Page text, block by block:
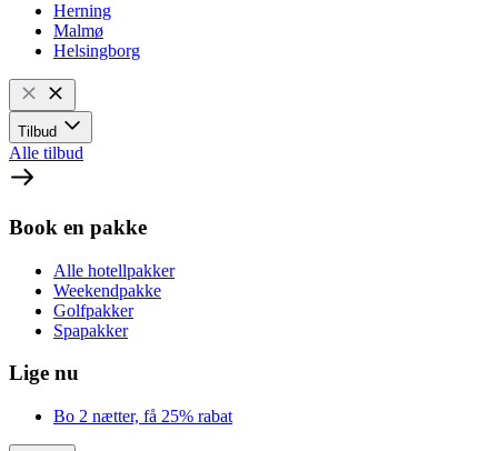
Herning
Malmø
Helsingborg
Tilbud
Alle tilbud
Book en pakke
Alle hotellpakker
Weekendpakke
Golfpakker
Spapakker
Lige nu
Bo 2 nætter, få 25% rabat